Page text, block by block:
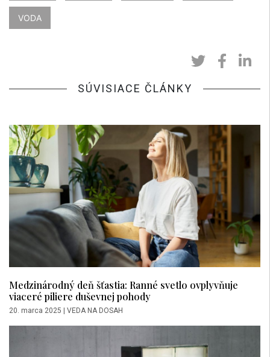
VODA
SÚVISIACE ČLÁNKY
Medzinárodný deň šťastia: Ranné svetlo ovplyvňuje
viaceré piliere duševnej pohody
20. marca 2025 | VEDA NA DOSAH